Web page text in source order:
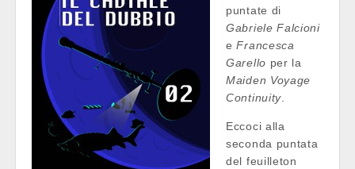
puntate di
Gabriele Falcioni
e Francesca
Garello per la
Maiden Voyage
Continuity
Eccoci alla
seconda puntata
del feuilleton